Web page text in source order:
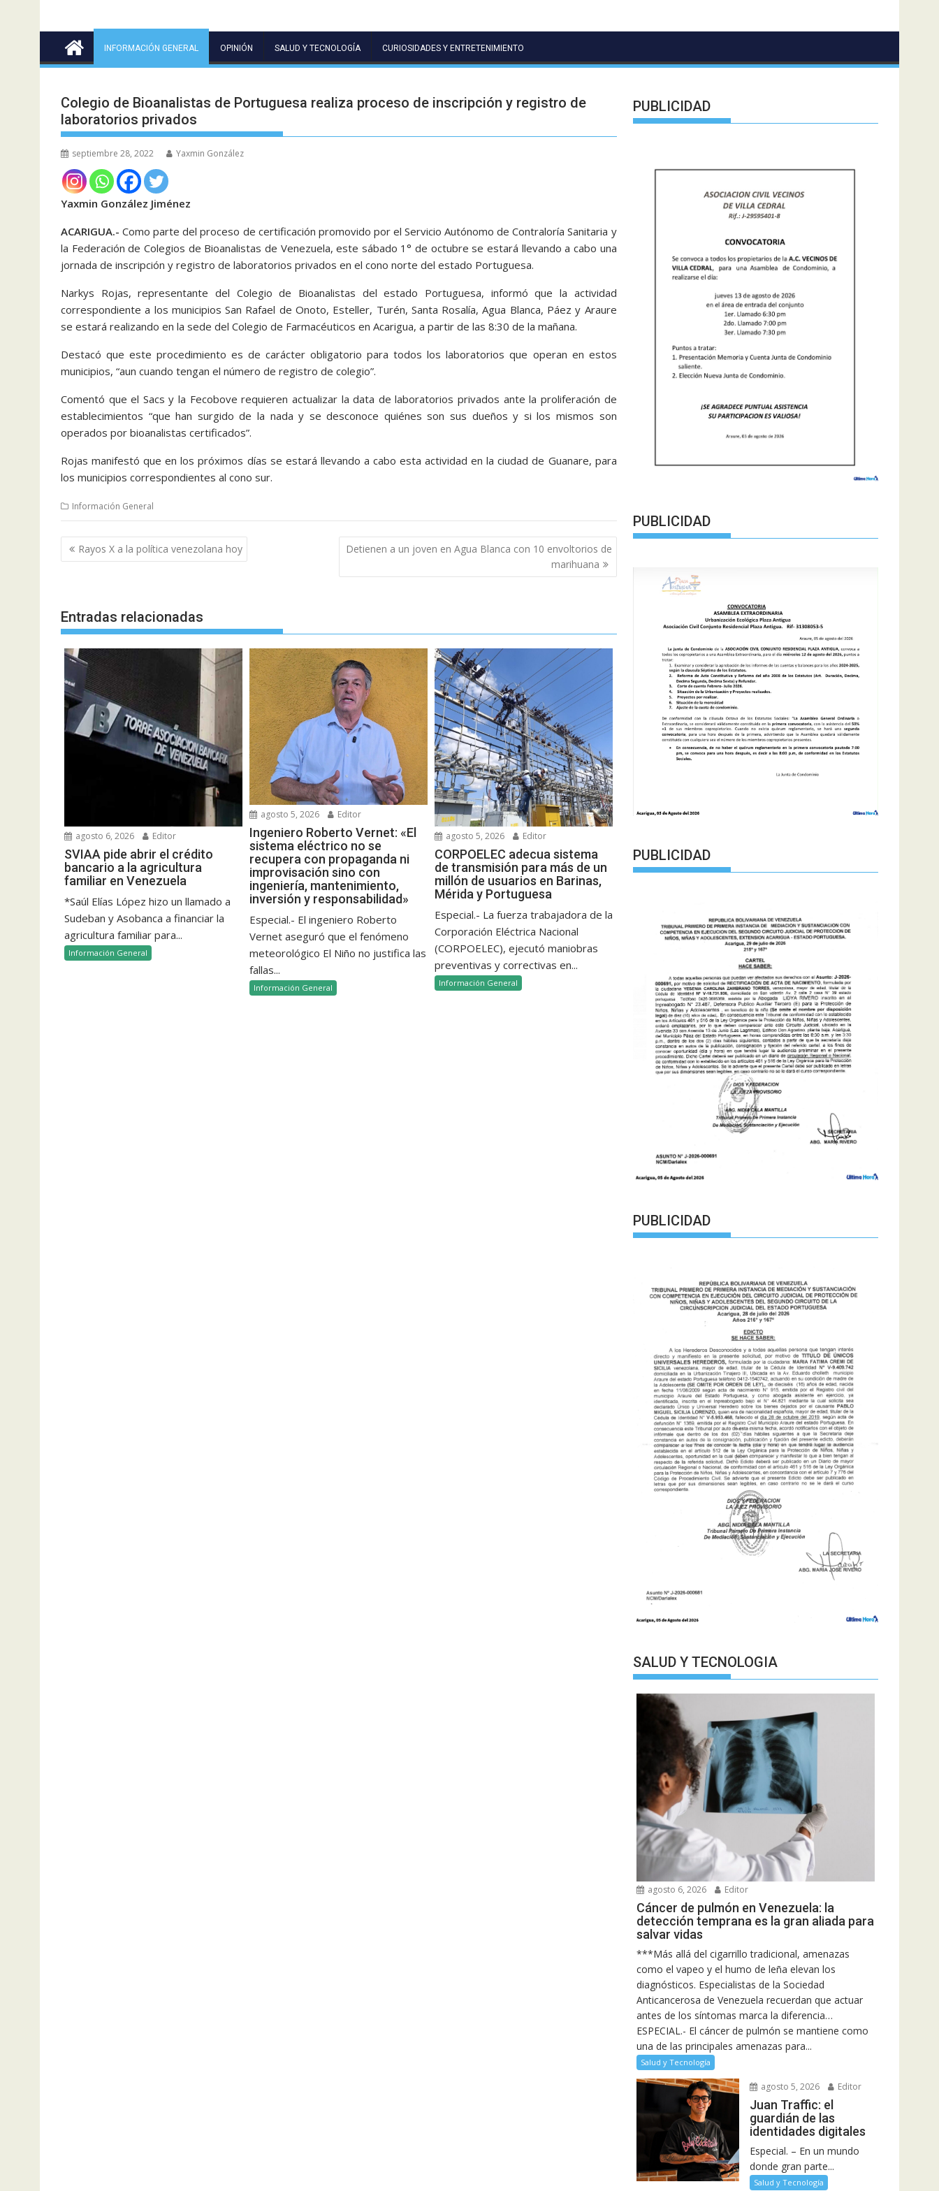
INFORMACIÓN GENERAL OPINIÓN SALUD Y TECNOLOGÍA CURIOSIDADES Y ENTRETENIMIENTO
Colegio de Bioanalistas de Portuguesa realiza proceso de inscripción y registro de
laboratorios privados
septiembre 28, 2022 Yaxmin González
Yaxmin González Jiménez
ACARIGUA.- Como parte del proceso de certificación promovido por el Servicio Autónomo de Contraloría Sanitaria y
la Federación de Colegios de Bioanalistas de Venezuela, este sábado 1° de octubre se estará llevando a cabo una
jornada de inscripción y registro de laboratorios privados en el cono norte del estado Portuguesa.
Narkys Rojas, representante del Colegio de Bioanalistas del estado Portuguesa, informó que la actividad
correspondiente a los municipios San Rafael de Onoto, Esteller, Turén, Santa Rosalía, Agua Blanca, Páez y Araure
se estará realizando en la sede del Colegio de Farmacéuticos en Acarigua, a partir de las 8:30 de la mañana.
Destacó que este procedimiento es de carácter obligatorio para todos los laboratorios que operan en estos
municipios, “aun cuando tengan el número de registro de colegio”.
Comentó que el Sacs y la Fecobove requieren actualizar la data de laboratorios privados ante la proliferación de
establecimientos “que han surgido de la nada y se desconoce quiénes son sus dueños y si los mismos son
operados por bioanalistas certificados”.
Rojas manifestó que en los próximos días se estará llevando a cabo esta actividad en la ciudad de Guanare, para
los municipios correspondientes al cono sur.
Información General
Navegación
de
Rayos X a la política venezolana hoy
Detienen a un joven en Agua Blanca con 10 envoltorios de
marihuana
Entradas relacionadas
agosto 6, 2026 Editor
SVIAA pide abrir el crédito
bancario a la agricultura
familiar en Venezuela
*Saúl Elías López hizo un llamado a
Sudeban y Asobanca a financiar la
agricultura familiar para...
Información General
agosto 5, 2026 Editor
Ingeniero Roberto Vernet: «El
sistema eléctrico no se
recupera con propaganda ni
improvisación sino con
ingeniería, mantenimiento,
inversión y responsabilidad»
Especial.- El ingeniero Roberto
Vernet aseguró que el fenómeno
meteorológico El Niño no justifica las
fallas...
Información General
agosto 5, 2026 Editor
CORPOELEC adecua sistema
de transmisión para más de un
millón de usuarios en Barinas,
Mérida y Portuguesa
Especial.- La fuerza trabajadora de la
Corporación Eléctrica Nacional
(CORPOELEC), ejecutó maniobras
preventivas y correctivas en...
Información General
PUBLICIDAD
PUBLICIDAD
PUBLICIDAD
PUBLICIDAD
SALUD Y TECNOLOGIA
agosto 6, 2026 Editor
Cáncer de pulmón en Venezuela: la
detección temprana es la gran aliada para
salvar vidas
***Más allá del cigarrillo tradicional, amenazas
como el vapeo y el humo de leña elevan los
diagnósticos. Especialistas de la Sociedad
Anticancerosa de Venezuela recuerdan que actuar
antes de los síntomas marca la diferencia…
ESPECIAL.- El cáncer de pulmón se mantiene como
una de las principales amenazas para...
Salud y Tecnología
agosto 5, 2026 Editor
Juan Traffic: el
guardián de las
identidades digitales
Especial. – En un mundo
donde gran parte...
Salud y Tecnología